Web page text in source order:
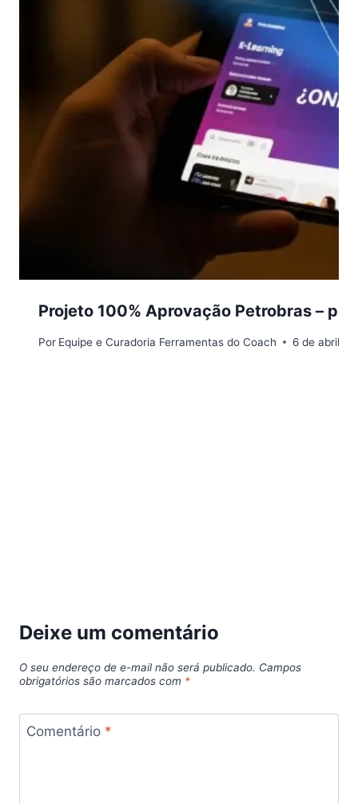
Projeto 100% Aprovação Petrobras –
Por Equipe e Curadoria Ferramentas do Coach 6 de abril
Deixe um comentário
O seu endereço de e-mail não será publicado. Campos
obrigatórios são marcados com *
Comentário *